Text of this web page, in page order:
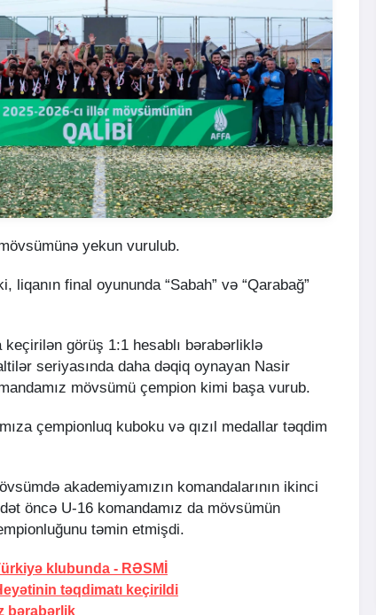
yekun vurulub.
liqanın final oyununda “Sabah” və “Qarabağ”
keçirilən görüş 1:1 hesablı bərabərliklə
seriyasında daha dəqiq oynayan Nasir
mövsümü çempion kimi başa vurub.
çempionluq kuboku və qızıl medallar təqdim
akademiyamızın komandalarının ikinci
öncə U-16 komandamız da mövsümün
təmin etmişdi.
klubunda - RƏSMİ
təqdimatı keçirildi
bərabərlik